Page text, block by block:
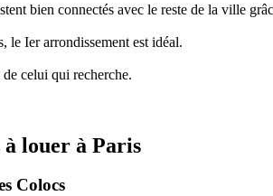
bien connectés avec le reste de la ville
le Ier arrondissement est idéal.
celui qui recherche.
louer à Paris
Colocs